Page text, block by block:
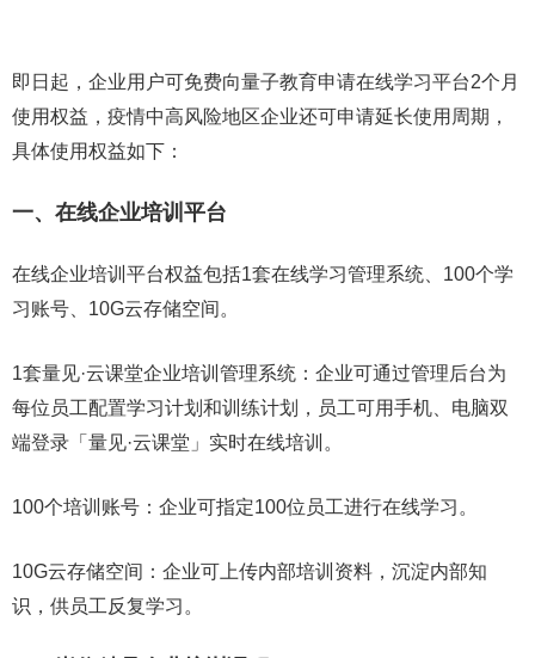
即日起，企业用户可免费向量子教育申请在线学习平台2个月
使用权益，疫情中高风险地区企业还可申请延长使用周期，
具体使用权益如下：
一、在线企业培训平台
在线企业培训平台权益包括1套在线学习管理系统、100个学
习账号、10G云存储空间。
1套量见·云课堂企业培训管理系统：企业可通过管理后台为
每位员工配置学习计划和训练计划，员工可用手机、电脑双
端登录「量见·云课堂」实时在线培训。
100个培训账号：企业可指定100位员工进行在线学习。
10G云存储空间：企业可上传内部培训资料，沉淀内部知
识，供员工反复学习。